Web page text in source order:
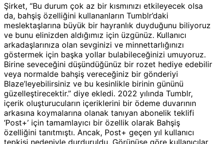
Şirket, “Bu durum çok az bir kısmınızı etkileyecek olsa
da, bahşiş özelliğini kullananların Tumblr’daki
meslektaşlarına büyük bir hayranlık duyduğunu biliyoruz
ve bunu elinizden aldığımız için üzgünüz. Kullanıcı
arkadaşlarınıza olan sevginizi ve minnettarlığınızı
göstermek için başka yollar bulabileceğinizi umuyoruz.
Birine seveceğini düşündüğünüz bir rozet hediye edebilir
veya normalde bahşiş vereceğiniz bir gönderiyi
Blaze’leyebilirsiniz ve bu kesinlikle birinin gününü
güzelleştirecektir.” diye ekledi. 2022 yılında Tumblr,
içerik oluşturucuların içeriklerini bir ödeme duvarının
arkasına koymalarına olanak tanıyan abonelik teklifi
‘Post+’ için tamamlayıcı bir özellik olarak Bahşiş
özelliğini tanıtmıştı. Ancak, Post+ geçen yıl kullanıcı
tepkisi nedeniyle durduruldu. Görünüşe göre kullanıcılar